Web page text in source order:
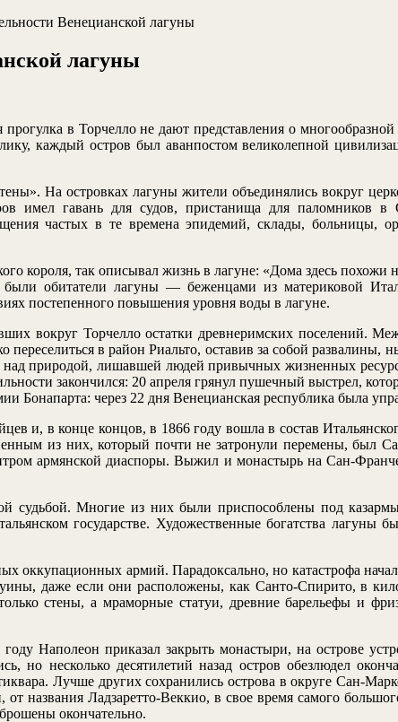
Венецианской лагуны
лагуны
в Торчелло не дают представления о
каждый остров был аванпостом великолепной
На островках лагуны жители объединялись вокруг
имел гавань для судов, пристанища для паломников
частых в те времена эпидемий, склады,
короля, так описывал жизнь в лагуне: «Дома здесь похожи
обитатели лагуны — беженцами из материковой
постепенного повышения уровня воды в лагуне.
вокруг Торчелло остатки древнеримских поселений.
в район Риальто, оставив за собой
над природой, лишавшей людей привычных жизненных
закончился: 20 апреля грянул пушечный выстрел,
Бонапарта: через 22 дня Венецианская республика была
и, в конце концов, в 1866 году вошла в состав
из них, который почти не затронули перемены, был
армянской диаспоры. Выжил и монастырь на Сан-
судьбой. Многие из них были приспособлены под
государстве. Художественные богатства лагуны
оккупационных армий. Парадоксально, но катастрофа
даже если они расположены, как Санто-Спирито, в
стены, а мраморные статуи, древние барельефы
Наполеон приказал закрыть монастыри, на острове
но несколько десятилетий назад остров обезлюдел
Лучше других сохранились острова в округе Сан-
названия Ладзаретто-Веккио, в свое время самого
окончательно.